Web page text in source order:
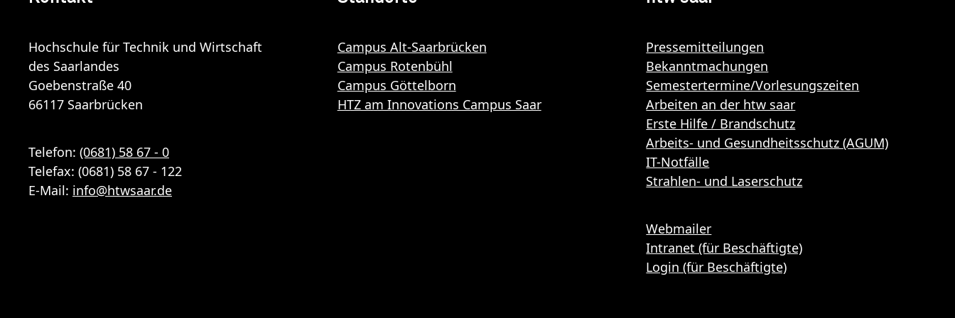
Hochschule für Technik und Wirtschaft
des Saarlandes
Goebenstraße 40
66117 Saarbrücken
Telefon: (0681) 58 67 - 0
Telefax: (0681) 58 67 - 122
E-Mail: info@htwsaar.de
Campus Alt-Saarbrücken
Campus Rotenbühl
Campus Göttelborn
HTZ am Innovations Campus Saar
Pressemitteilungen
Bekanntmachungen
Semestertermine/Vorlesungszeiten
Arbeiten an der htw saar
Erste Hilfe / Brandschutz
Arbeits- und Gesundheitsschutz (AGUM)
IT-Notfälle
Strahlen- und Laserschutz
Webmailer
Intranet (für Beschäftigte)
Login (für Beschäftigte)